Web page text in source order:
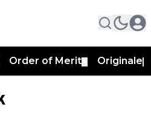
Order of Merit Originale